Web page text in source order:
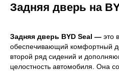
Задняя дверь на
Задняя дверь BYD Seal — это
обеспечивающий комфортный
второй ряд сидений и
целостность автомобиля. Она